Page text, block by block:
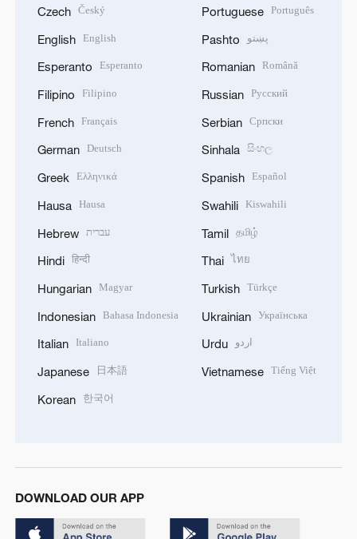
Czech Český
English English
Esperanto Esperanto
Filipino Filipino
French Français
German Deutsch
Greek Ελληνικά
Hausa Hausa
Hebrew עברית
Hindi हिन्दी
Hungarian Magyar
Indonesian Bahasa Indonesia
Italian Italiano
Japanese 日本語
Korean 한국어
Portuguese Português
Pashto پښتو
Romanian Română
Russian Русский
Serbian Српски
Sinhala සිංහල
Spanish Español
Swahili Kiswahili
Tamil தமிழ்
Thai ไทย
Turkish Türkçe
Ukrainian Українська
Urdu اردو
Vietnamese Tiếng Việt
DOWNLOAD OUR APP